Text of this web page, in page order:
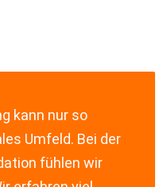
kann nur so
Umfeld. Bei der
fühlen wir